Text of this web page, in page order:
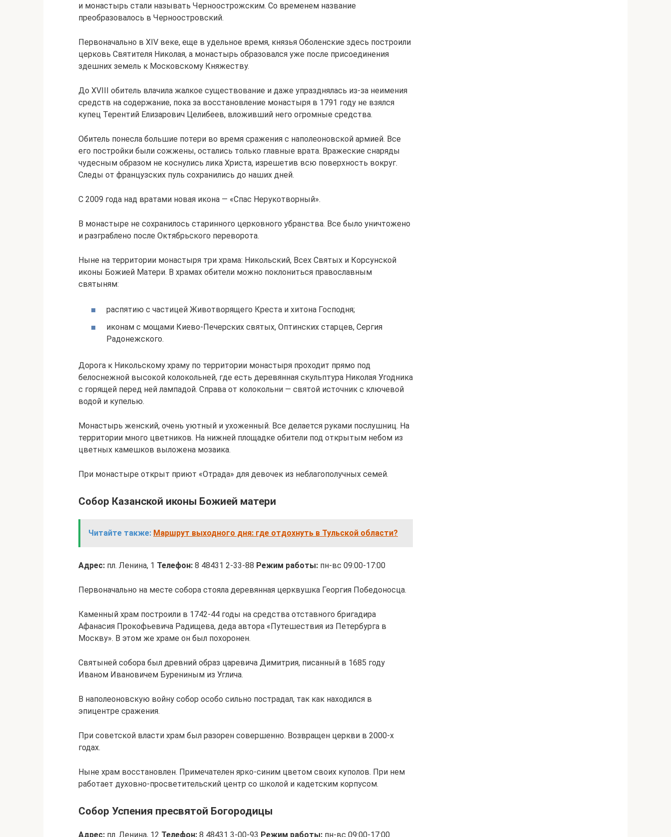
и монастырь стали называть Черноострожским. Со временем название
преобразовалось в Черноостровский.
Первоначально в XIV веке, еще в удельное время, князья Оболенские здесь построили
церковь Святителя Николая, а монастырь образовался уже после присоединения
здешних земель к Московскому Княжеству.
До XVIII обитель влачила жалкое существование и даже упразднялась из-за неимения
средств на содержание, пока за восстановление монастыря в 1791 году не взялся
купец Терентий Елизарович Целибеев, вложивший него огромные средства.
Обитель понесла большие потери во время сражения с наполеоновской армией. Все
его постройки были сожжены, остались только главные врата. Вражеские снаряды
чудесным образом не коснулись лика Христа, изрешетив всю поверхность вокруг.
Следы от французских пуль сохранились до наших дней.
С 2009 года над вратами новая икона — «Спас Нерукотворный».
В монастыре не сохранилось старинного церковного убранства. Все было уничтожено
и разграблено после Октябрьского переворота.
Ныне на территории монастыря три храма: Никольский, Всех Святых и Корсунской
иконы Божией Матери. В храмах обители можно поклониться православным
святыням:
распятию с частицей Животворящего Креста и хитона Господня;
иконам с мощами Киево-Печерских святых, Оптинских старцев, Сергия
Радонежского.
Дорога к Никольскому храму по территории монастыря проходит прямо под
белоснежной высокой колокольней, где есть деревянная скульптура Николая Угодника
с горящей перед ней лампадой. Справа от колокольни — святой источник с ключевой
водой и купелью.
Монастырь женский, очень уютный и ухоженный. Все делается руками послушниц. На
территории много цветников. На нижней площадке обители под открытым небом из
цветных камешков выложена мозаика.
При монастыре открыт приют «Отрада» для девочек из неблагополучных семей.
Собор Казанской иконы Божией матери
Читайте также: Маршрут выходного дня: где отдохнуть в Тульской области?
Адрес: пл. Ленина, 1 Телефон: 8 48431 2-33-88 Режим работы: пн-вс 09:00-17:00
Первоначально на месте собора стояла деревянная церквушка Георгия Победоносца.
Каменный храм построили в 1742-44 годы на средства отставного бригадира
Афанасия Прокофьевича Радищева, деда автора «Путешествия из Петербурга в
Москву». В этом же храме он был похоронен.
Святыней собора был древний образ царевича Димитрия, писанный в 1685 году
Иваном Ивановичем Бурениным из Углича.
В наполеоновскую войну собор особо сильно пострадал, так как находился в
эпицентре сражения.
При советской власти храм был разорен совершенно. Возвращен церкви в 2000-х
годах.
Ныне храм восстановлен. Примечателен ярко-синим цветом своих куполов. При нем
работает духовно-просветительский центр со школой и кадетским корпусом.
Собор Успения пресвятой Богородицы
Адрес: пл. Ленина, 12 Телефон: 8 48431 3-00-93 Режим работы: пн-вс 09:00-17:00